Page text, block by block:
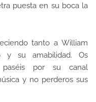
puesta en su boca la
tanto a William
su amabilidad. Os
por su canal
y no perderos sus